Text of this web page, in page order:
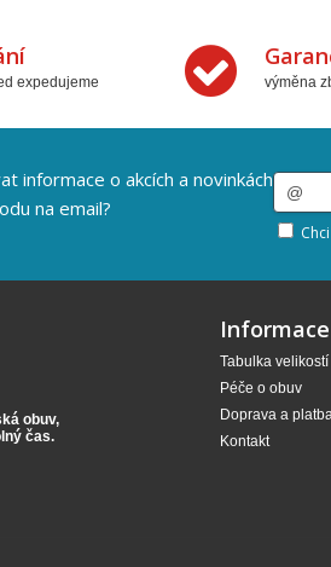
expedujeme výměna
informace o akcích a novinkách
na email?
obuv,
čas.
Informace
Tabulka velikostí
Péče o obuv
Doprava a
Kontakt